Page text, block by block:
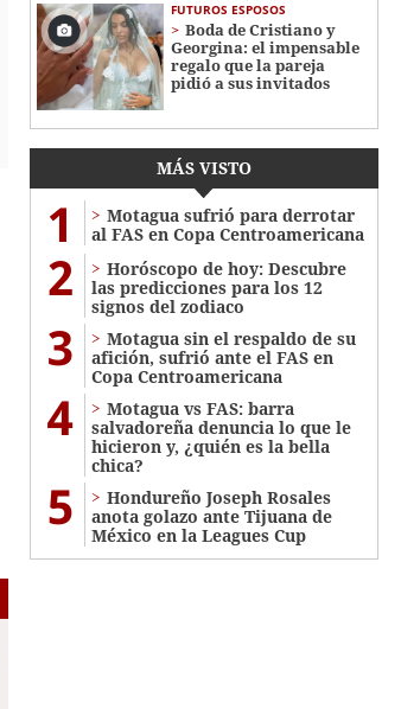
FUTUROS ESPOSOS
Boda de Cristiano y
Georgina: el impensable
regalo que la pareja
pidió a sus invitados
MÁS VISTO
1
Motagua sufrió para derrotar
al FAS en Copa Centroamericana
2
Horóscopo de hoy: Descubre
las predicciones para los 12
signos del zodiaco
3
Motagua sin el respaldo de su
afición, sufrió ante el FAS en
Copa Centroamericana
4
Motagua vs FAS: barra
salvadoreña denuncia lo que le
hicieron y, ¿quién es la bella
chica?
5
Hondureño Joseph Rosales
anota golazo ante Tijuana de
México en la Leagues Cup